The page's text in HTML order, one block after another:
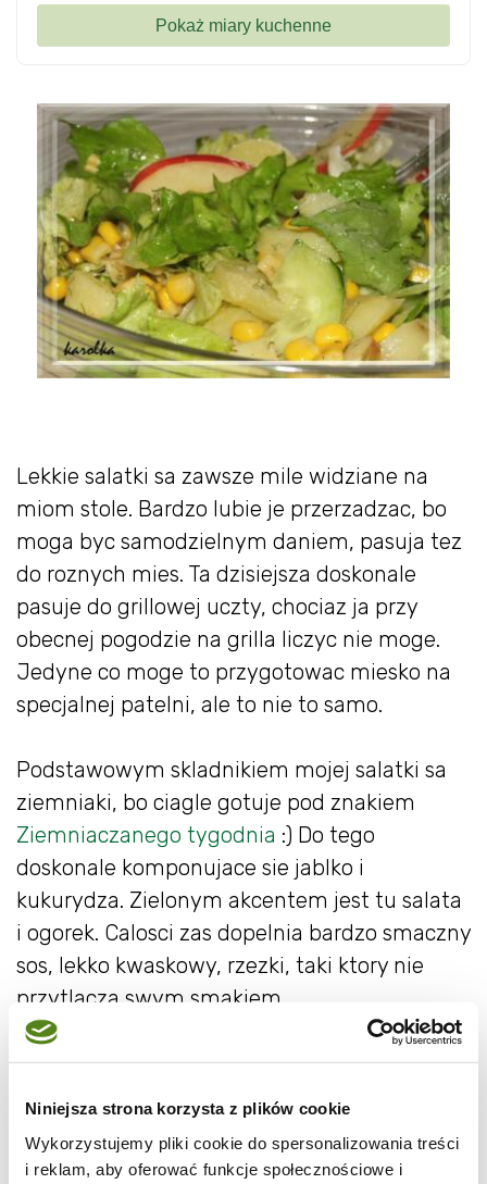
Niniejsza strona korzysta z plików cookie
Wykorzystujemy pliki cookie do spersonalizowania treści
i reklam, aby oferować funkcje społecznościowe i
Lekkie salatki sa zawsze mile widziane na
miom stole. Bardzo lubie je przerzadzac, bo
moga byc samodzielnym daniem, pasuja tez
do roznych mies. Ta dzisiejsza doskonale
pasuje do grillowej uczty, chociaz ja przy
obecnej pogodzie na grilla liczyc nie moge.
Jedyne co moge to przygotowac miesko na
specjalnej patelni, ale to nie to samo.
Podstawowym skladnikiem mojej salatki sa
ziemniaki, bo ciagle gotuje pod znakiem
Ziemniaczanego tygodnia :) Do tego
doskonale komponujace sie jablko i
kukurydza. Zielonym akcentem jest tu salata
i ogorek. Calosci zas dopelnia bardzo smaczny
sos, lekko kwaskowy, rzezki, taki ktory nie
przytlacza swym smakiem.